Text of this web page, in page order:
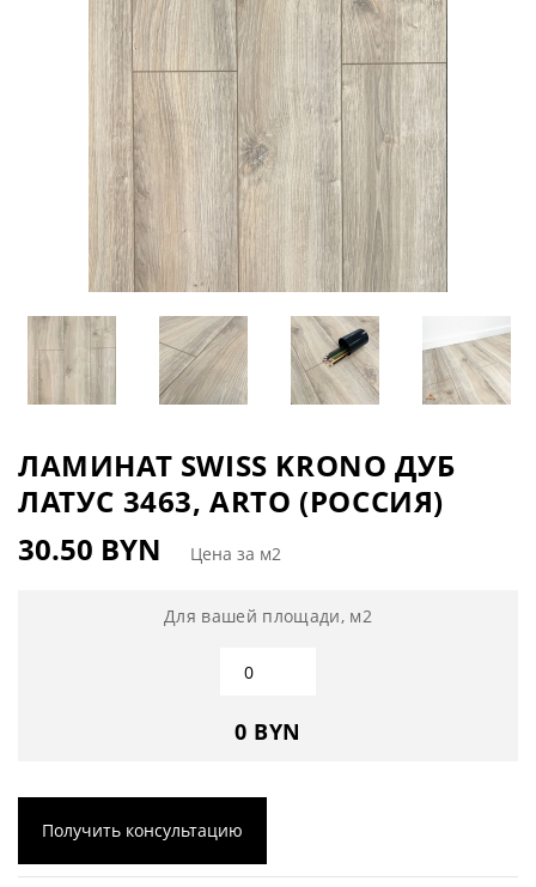
ЛАМИНАТ SWISS KRONO ДУБ
ЛАТУС 3463, ARTO (РОССИЯ)
30.50 BYN
Цена за м2
Для вашей площади, м2
0 BYN
Получить консультацию